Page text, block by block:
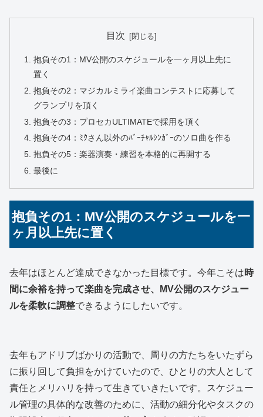
目次
抱負その1：MV公開のスケジュールを一ヶ月以上先に
置く
抱負その2：マジカルミライ楽曲コンテストに応募して
グランプリを頂く
抱負その3：プロセカULTIMATEで採用を頂く
抱負その4：ﾐｸさん以外のﾊﾞｰﾁｬﾙｼﾝｶﾞｰのソロ曲を作る
抱負その5：楽器演奏・練習を本格的に再開する
最後に
抱負その1：MV公開のスケジュールを一
ヶ月以上先に置く
去年はほとんど達成できなかった目標です。今年こそは時
間に余裕を持って楽曲を完成させ、MV公開のスケジュー
ルを柔軟に調整できるようにしたいです。
去年もアドリブばかりの活動で、周りの方たちをいたずら
に振り回して負担をかけていたので、ひとりの大人として
責任とメリハリを持って生きていきたいです。スケジュー
ル管理の具体的な改善のために、活動の細分化やタスクの